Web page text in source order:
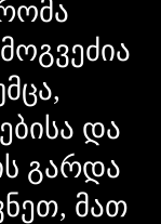
და
გარდა
მათ